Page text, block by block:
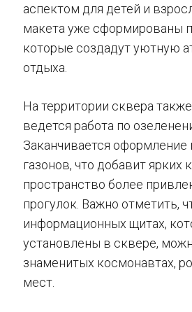
аспектом для детей и
макета уже сформированы
которые создадут уютную
отдыха.
На территории сквера
ведется работа по
Заканчивается оформление
газонов, что добавит ярких
пространство более
прогулок. Важно отметить,
информационных щитах,
установлены в сквере,
знаменитых космонавтах,
мест.